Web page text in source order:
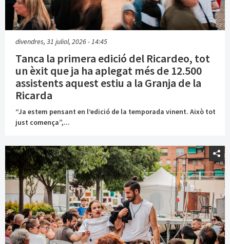
divendres, 31 juliol, 2026 - 14:45
Tanca la primera edició del Ricardeo, tot
un èxit que ja ha aplegat més de 12.500
assistents aquest estiu a la Granja de la
Ricarda
“Ja estem pensant en l’edició de la temporada vinent. Això tot
just comença”,...